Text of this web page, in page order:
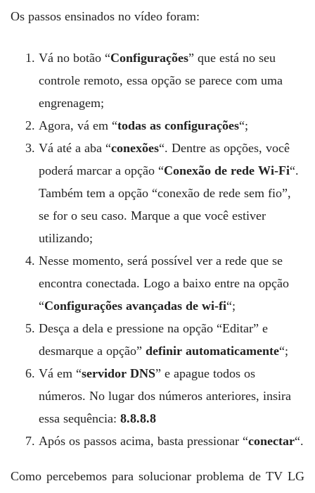
Os passos ensinados no vídeo foram:
Vá no botão “Configurações” que está no seu
controle remoto, essa opção se parece com uma
engrenagem;
Agora, vá em “todas as configurações“;
Vá até a aba “conexões“. Dentre as opções, você
poderá marcar a opção “Conexão de rede Wi-Fi“.
Também tem a opção “conexão de rede sem fio”,
se for o seu caso. Marque a que você estiver
utilizando;
Nesse momento, será possível ver a rede que se
encontra conectada. Logo a baixo entre na opção
“Configurações avançadas de wi-fi“;
Desça a dela e pressione na opção “Editar” e
desmarque a opção” definir automaticamente“;
Vá em “servidor DNS” e apague todos os
números. No lugar dos números anteriores, insira
essa sequência: 8.8.8.8
Após os passos acima, basta pressionar “conectar“.
Como percebemos para solucionar problema de TV LG